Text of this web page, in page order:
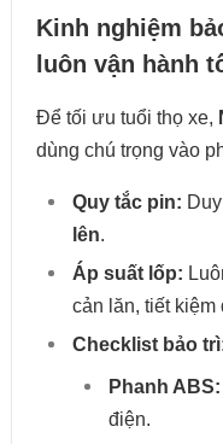
Kinh nghiệm
luôn vận hành
Để tối ưu tuổi thọ xe,
dùng chú trọng vào
Quy tắc pin:
lên.
Áp suất lốp:
cản lăn, tiết kiệm
Checklist bảo
Phanh ABS:
điện.